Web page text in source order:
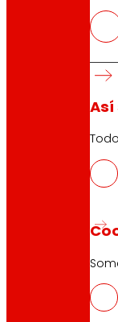
EROSKI
Consolida el